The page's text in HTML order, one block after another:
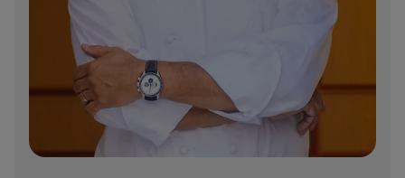
compiacimento. Il rigore della tecnica è
sempre guidato dal rispetto per la
stagionalità, così da permettere a ogni piatto
di esprimere la mutevole ricchezza del
paesaggio siciliano. Tra le proposte si
avvertono rimandi ai grandi classici della
cucina isolana, rivisitati con misura e rigore,
evitando qualunque forzatura stilistica.